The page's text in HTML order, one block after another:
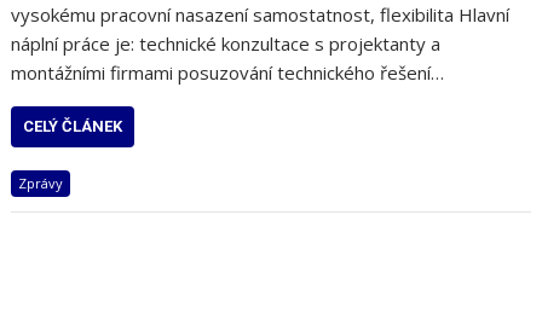
vysokému pracovní nasazení samostatnost, flexibilita Hlavní
náplní práce je: technické konzultace s projektanty a
montážními firmami posuzování technického řešení…
CELÝ ČLÁNEK
Zprávy